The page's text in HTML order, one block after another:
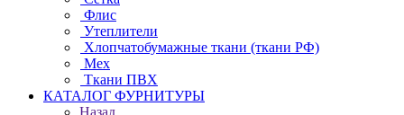
Флис
Утеплители
Хлопчатобумажные ткани (ткани РФ)
Мех
Ткани ПВХ
КАТАЛОГ ФУРНИТУРЫ
Назад